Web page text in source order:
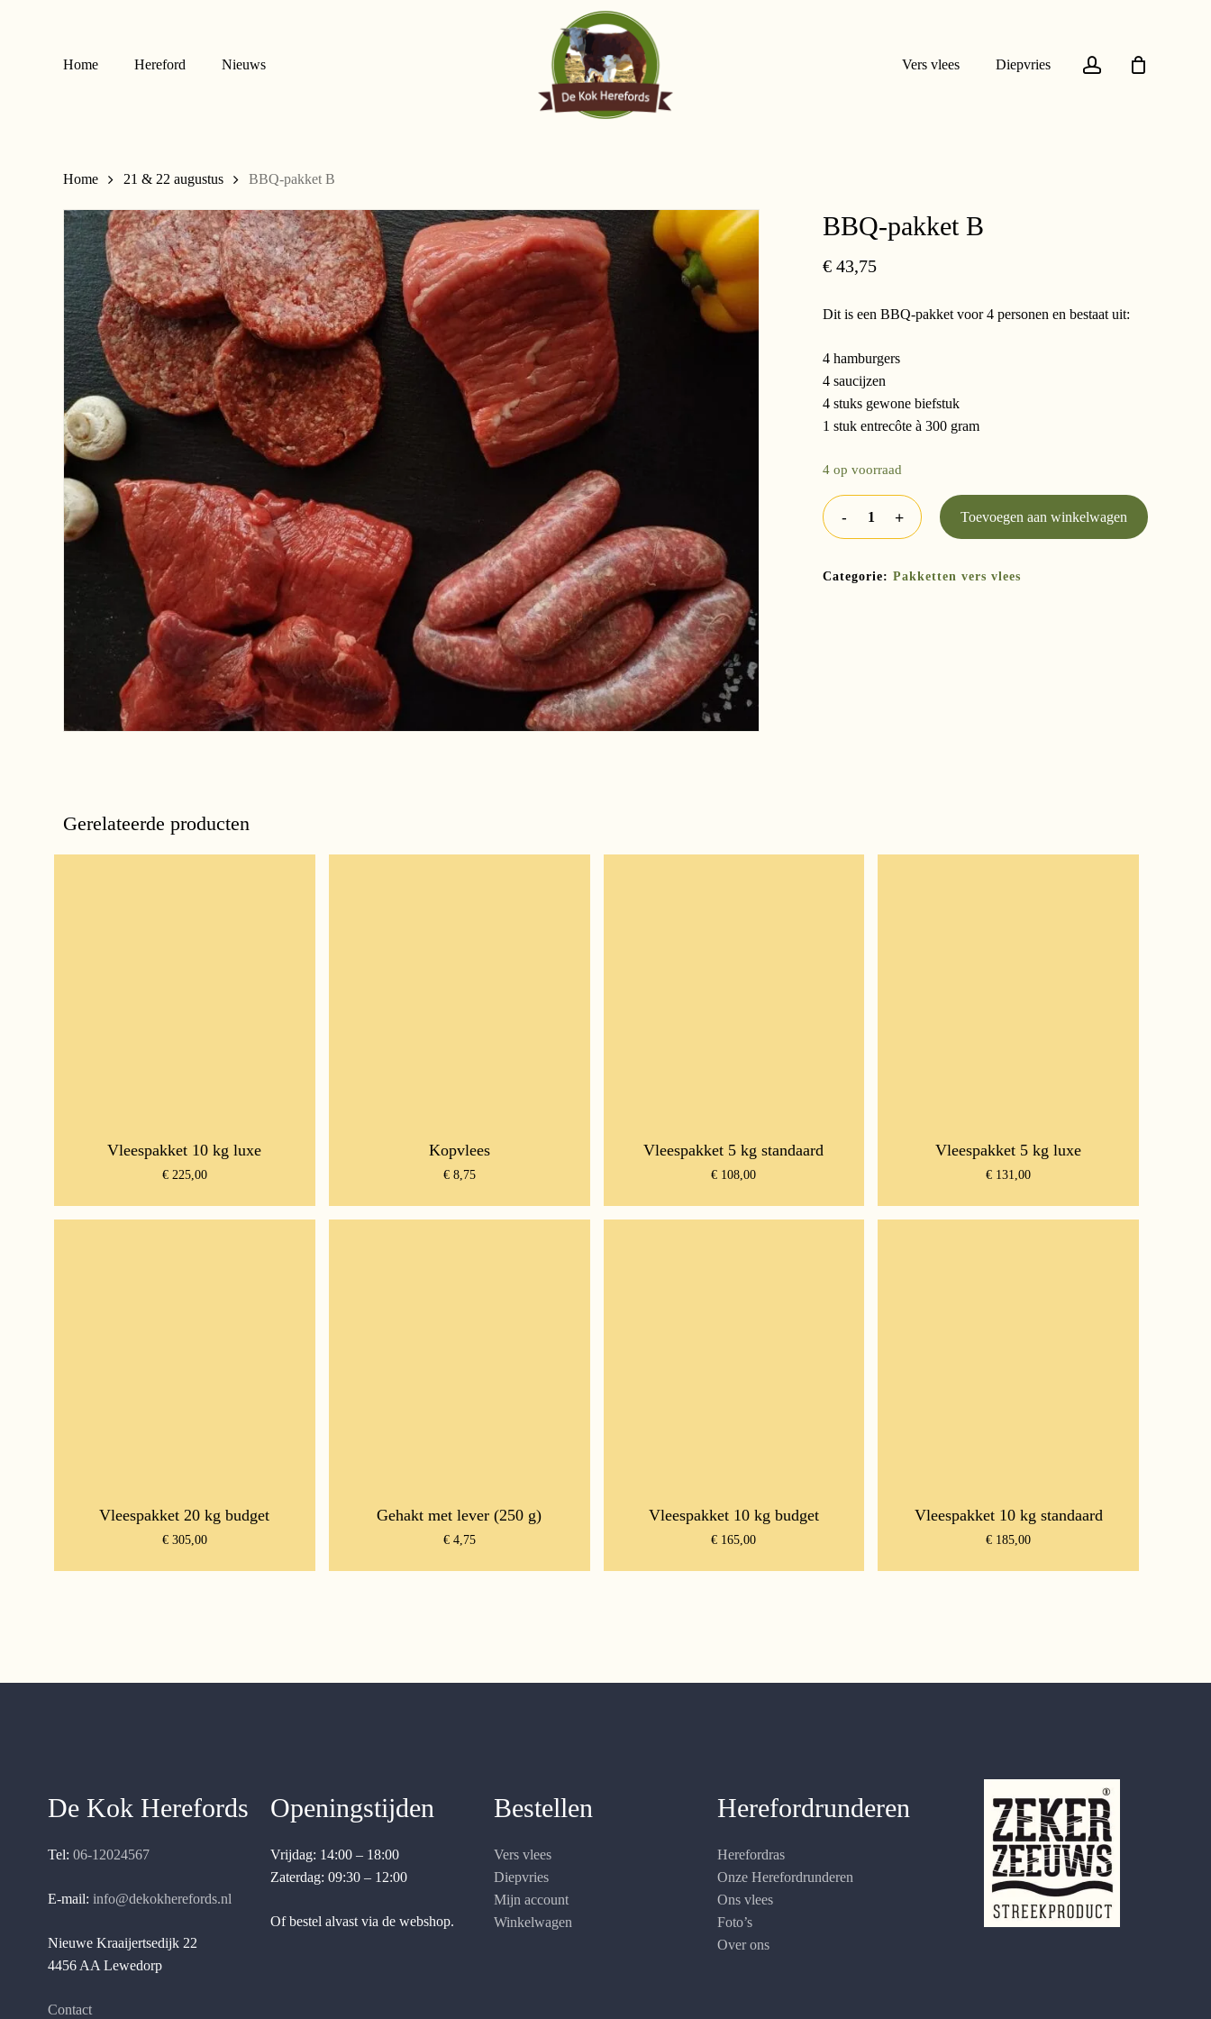
Home Hereford Nieuws Vers vlees Diepvries account
Home 21 & 22 augustus BBQ-pakket B
BBQ-pakket B
€43,75
Dit is een BBQ-pakket voor 4 personen en bestaat uit:
4 hamburgers
4 saucijzen
4 stuks gewone biefstuk
1 stuk entrecôte à 300 gram
4 op voorraad
Toevoegen aan winkelwagen
Categorie: Pakketten vers vlees
Gerelateerde producten
Vleespakket 10 kg luxe
€225,00
Kopvlees
€8,75
Vleespakket 5 kg standaard
€ 108,00
Vleespakket 5 kg luxe
€ 131,00
Vleespakket 20 kg budget
€305,00
Gehakt met lever (250 g)
€4,75
Vleespakket 10 kg budget
€ 165,00
Vleespakket 10 kg standaard
€ 185,00
De Kok Herefords
Tel: 06-12024567
E-mail: info@dekokherefords.nl
Nieuwe Kraaijertsedijk 22
4456 AA Lewedorp
Contact
Openingstijden
Vrijdag: 14:00 – 18:00
Zaterdag: 09:30 – 12:00
Of bestel alvast via de webshop.
Bestellen
Vers vlees
Diepvries
Mijn account
Winkelwagen
Herefordrunderen
Herefordras
Onze Herefordrunderen
Ons vlees
Foto’s
Over ons